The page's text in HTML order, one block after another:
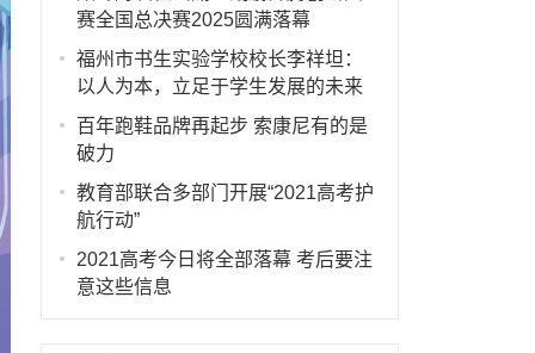
赛全国总决赛2025圆满落幕
福州市书生实验学校校长李祥坦：
以人为本，立足于学生发展的未来
百年跑鞋品牌再起步 索康尼有的是
破力
教育部联合多部门开展“2021高考护
航行动”
2021高考今日将全部落幕 考后要注
意这些信息